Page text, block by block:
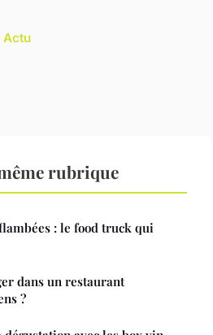
Actu
rubrique
: le food truck qui
dans un restaurant
?